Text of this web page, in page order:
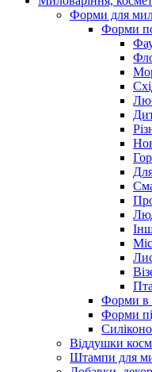
Форми для
Форми
Форми в
Форми
Віддушки
Штампи для